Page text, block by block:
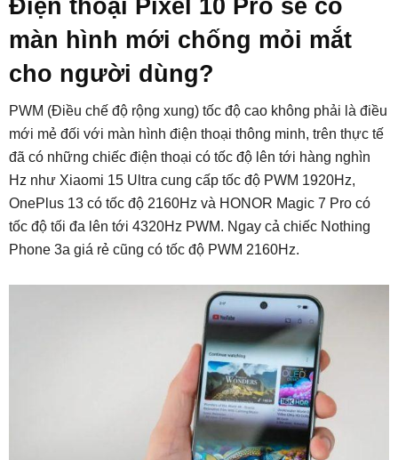
Điện thoại Pixel 10 Pro sẽ có
màn hình mới chống mỏi mắt
cho người dùng?
PWM (Điều chế độ rộng xung) tốc độ cao không phải là điều
mới mẻ đối với màn hình điện thoại thông minh, trên thực tế
đã có những chiếc điện thoại có tốc độ lên tới hàng nghìn
Hz như Xiaomi 15 Ultra cung cấp tốc độ PWM 1920Hz,
OnePlus 13 có tốc độ 2160Hz và HONOR Magic 7 Pro có
tốc độ tối đa lên tới 4320Hz PWM. Ngay cả chiếc Nothing
Phone 3a giá rẻ cũng có tốc độ PWM 2160Hz.